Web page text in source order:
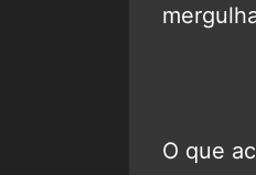
O que